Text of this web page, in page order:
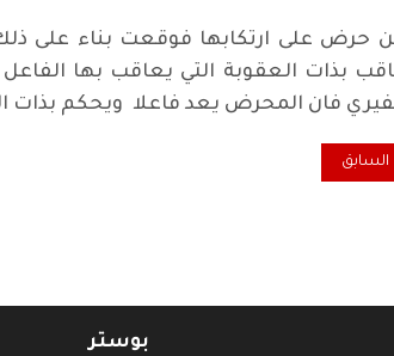
بذات العقوبة التي يعاقب بها
فان المحرض يعد فاعلا ويحكم بذات
السابق: الإفلاس و اموال المرجعيات !!السابق
بوستر